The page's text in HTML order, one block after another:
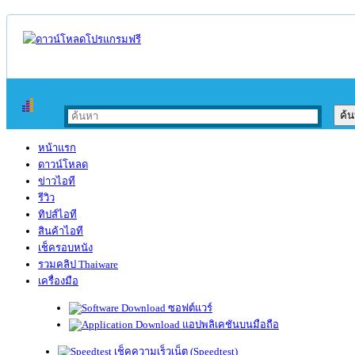
หน้าแรก
ดาวน์โหลด
ข่าวไอที
รีวิว
ทิปส์ไอที
สินค้าไอที
เช็ครอบหนัง
รวมคลิป Thaiware
เครื่องมือ
ซอฟต์แวร์
แอปพลิเคชันบนมือถือ
เช็คความเร็วเน็ต (Speedtest)